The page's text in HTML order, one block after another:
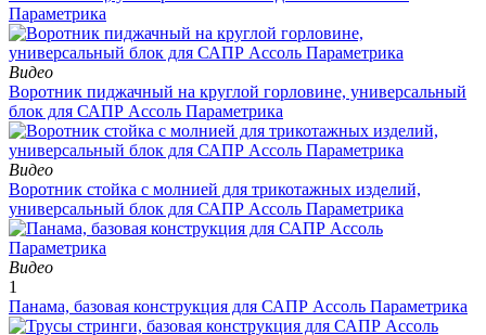
Параметрика
Видео
Воротник пиджачный на круглой горловине, универсальный
блок для САПР Ассоль Параметрика
Видео
Воротник стойка с молнией для трикотажных изделий,
универсальный блок для САПР Ассоль Параметрика
Видео
1
Панама, базовая конструкция для САПР Ассоль Параметрика